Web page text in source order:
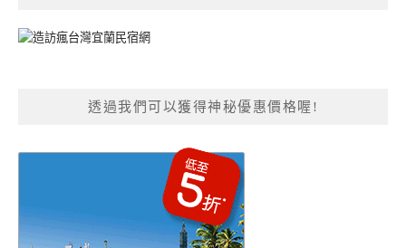
透過我們可以獲得神秘優惠價格喔!